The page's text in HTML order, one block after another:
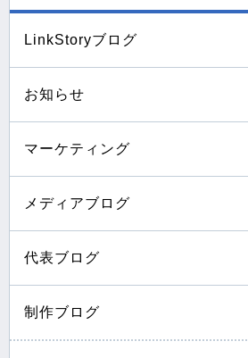
LinkStoryブログ
お知らせ
マーケティング
メディアブログ
代表ブログ
制作ブログ